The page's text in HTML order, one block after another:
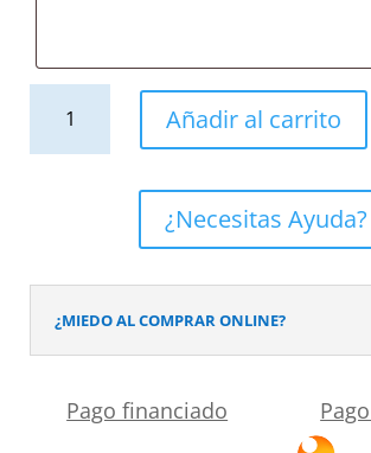
cajones
CLAIRE
con
Solid
Añadir al carrito
¿Necesitas Ayuda?
¿MIEDO AL COMPRAR ONLINE?
Pago financiado